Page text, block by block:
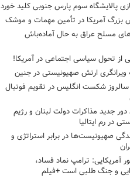
پالایشگاه سوم پارس جنوبی کلید خورد
بزرگ آمریکا در تأمین مهمات و موشک
مسلح عراق به حال آماده‌باش
از تحول سیاسی اجتماعی در آمریکا!
ویرانگری ارتش صهیونیستی در جنین
شکست انگلیس در تقویم فوتبال
دور جدید مذاکرات دولت لبنان و رژیم
در رم ایتالیا
صهیونیست‌ها در برابر استراتژی و
آمریکایی: ترامپ نماد فساد،
و جنگ طلبی است +فیلم